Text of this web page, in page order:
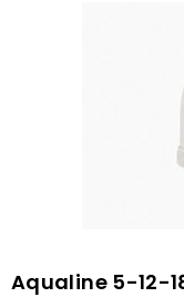
Aqualine 5-12-